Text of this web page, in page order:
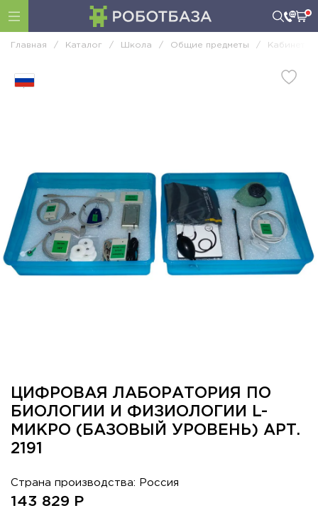
Главная / Каталог / Школа / Общие предметы / Кабинет
ЦИФРОВАЯ ЛАБОРАТОРИЯ ПО
БИОЛОГИИ И ФИЗИОЛОГИИ L-
МИКРО (БАЗОВЫЙ УРОВЕНЬ) АРТ.
2191
Страна производства: Россия
143 829 Р